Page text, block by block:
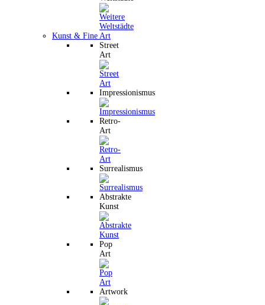
Kunst & Fine Art
Street
Art
Impressionismus
Retro-
Art
Surrealismus
Abstrakte
Kunst
Pop
Art
Artwork